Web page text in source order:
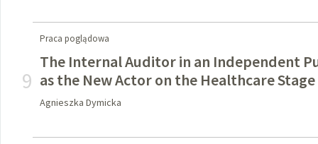
9
Praca poglądowa
The Internal Auditor in an Independent
as the New Actor on the Healthcare
Agnieszka Dymicka